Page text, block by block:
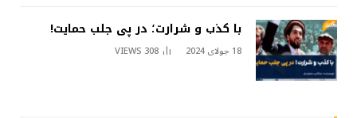
با کذب و شرارت؛ در پی جلب حمایت!
18 جولای 2024 308
VIEWS